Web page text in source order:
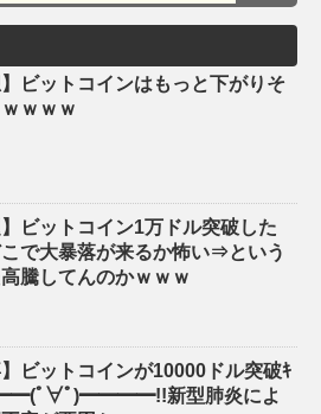
】ビットコインはもっと下がりそ
ｗｗｗ
】ビットコイン1万ドル突破した
で大暴落が来るか怖い⇒という
騰してんのかｗｗｗ
】ビットコインが10000ドル突破ｷ
ﾟ∀ﾟ)━━━━!!新型肺炎によ